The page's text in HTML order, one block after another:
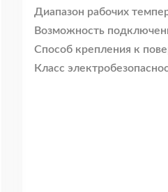
Диапазон рабочих
Возможность
Способ крепления к
Класс